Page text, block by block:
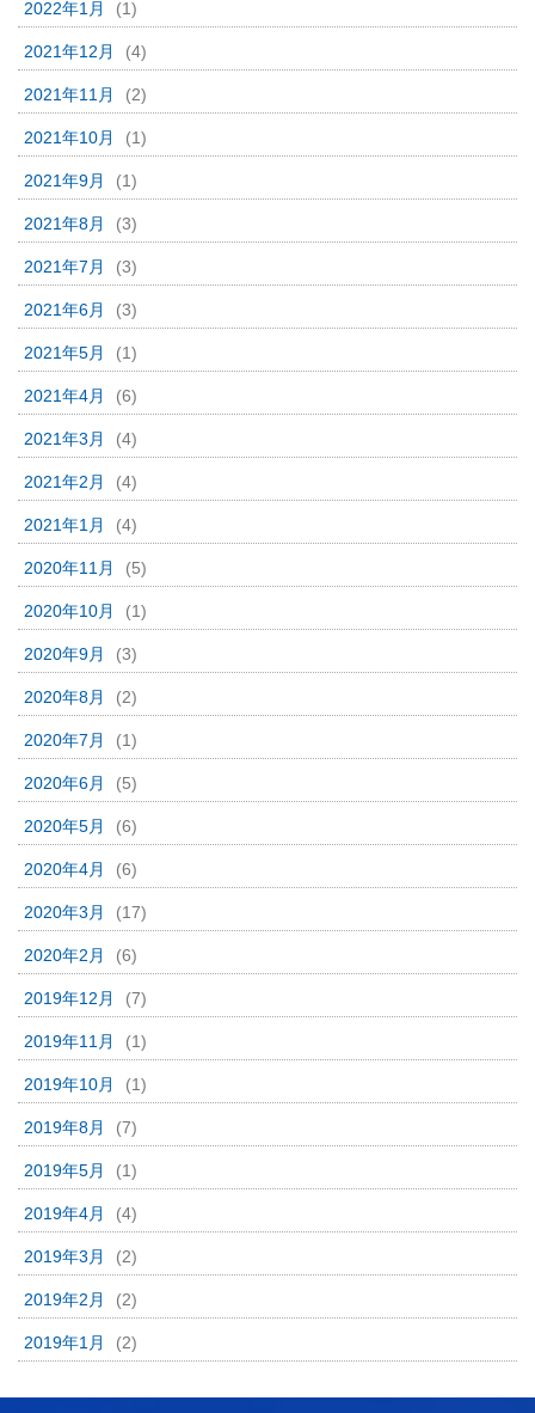
2022年1月 (1)
2021年12月 (4)
2021年11月 (2)
2021年10月 (1)
2021年9月 (1)
2021年8月 (3)
2021年7月 (3)
2021年6月 (3)
2021年5月 (1)
2021年4月 (6)
2021年3月 (4)
2021年2月 (4)
2021年1月 (4)
2020年11月 (5)
2020年10月 (1)
2020年9月 (3)
2020年8月 (2)
2020年7月 (1)
2020年6月 (5)
2020年5月 (6)
2020年4月 (6)
2020年3月 (17)
2020年2月 (6)
2019年12月 (7)
2019年11月 (1)
2019年10月 (1)
2019年8月 (7)
2019年5月 (1)
2019年4月 (4)
2019年3月 (2)
2019年2月 (2)
2019年1月 (2)